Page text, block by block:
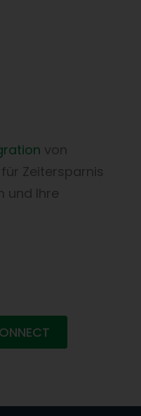
von
Zeitersparnis
und Ihre